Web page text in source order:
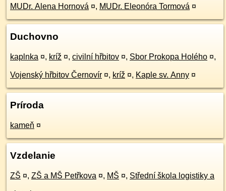
MUDr. Alena Hornová ¤, MUDr. Eleonóra Tormová ¤
Duchovno
kaplnka ¤, kríž ¤, civilní hřbitov ¤, Sbor Prokopa Holého ¤,
Vojenský hřbitov Černovír ¤, kríž ¤, Kaple sv. Anny ¤
Príroda
kameň ¤
Vzdelanie
ZŠ ¤, ZŠ a MŠ Petřkova ¤, MŠ ¤, Střední škola logistiky a